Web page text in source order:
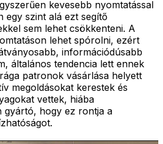
kevesebb nyomtatással
egy szint alá ezt segítő
sem lehet csökkenteni. A
lehet spórolni, ezért
információdúsabb
általános tendencia lett ennek
patronok vásárlása helyett
megoldásokat kerestek és
vettek, hiába
gyártó, hogy ez rontja a